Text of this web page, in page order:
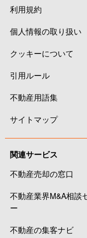
利用規約
個人情報の取り扱い
クッキーについて
引用ルール
不動産用語集
サイトマップ
関連サービス
不動産売却の窓口
不動産業界M&A相談
ー
不動産の集客ナビ